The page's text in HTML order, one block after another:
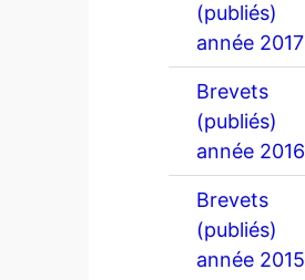
(publiés)
année 2017
Brevets
(publiés)
année 2016
Brevets
(publiés)
année 2015